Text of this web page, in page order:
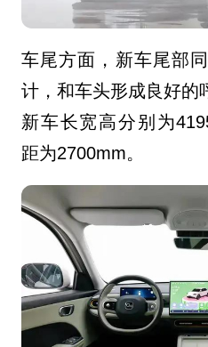
车尾方面，新车尾部
计，和车头形成良好的
新车长宽高分别为
距为2700mm。